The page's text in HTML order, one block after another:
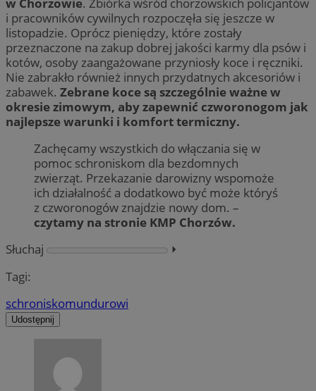
i pracowników cywilnych rozpoczęła się jeszcze w
listopadzie. Oprócz pieniędzy, które zostały
przeznaczone na zakup dobrej jakości karmy dla psów i
kotów, osoby zaangażowane przyniosły koce i ręczniki.
Nie zabrakło również innych przydatnych akcesoriów i
zabawek. Zebrane koce są szczególnie ważne w
okresie zimowym, aby zapewnić czworonogom jak
najlepsze warunki i komfort termiczny.
Zachęcamy wszystkich do włączania się w
pomoc schroniskom dla bezdomnych
zwierząt. Przekazanie darowizny wspomoże
ich działalność a dodatkowo być może któryś
z czworonogów znajdzie nowy dom. –
czytamy na stronie KMP Chorzów.
Słuchaj
⏵︎
Tagi:
schroniskomundurowi
Udostępnij